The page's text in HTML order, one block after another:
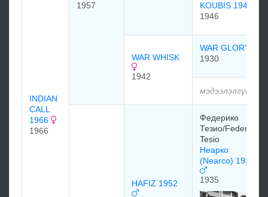
INDIAN
CALL
1966
1966
1957
KOUBIS 1946
1946
WAR WHISK
1942
WAR GLORY
1930
мэдээлэлгүй
HAFIZ 1952
Федерико
Тезио/Federico
Tesio
Неарко
(Nearco) 1935
1935